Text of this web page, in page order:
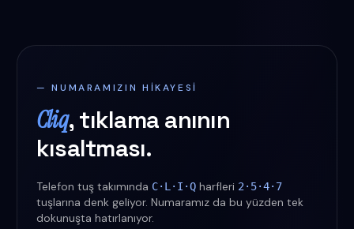
— NUMARAMIZIN HIKAYESI
Cliq, tıklama anının
kısaltması.
Telefon tuş takımında C·L·I·Q harfleri 2·5·4·7
tuşlarına denk geliyor. Numaramız da bu yüzden tek
dokunuşta hatırlanıyor.